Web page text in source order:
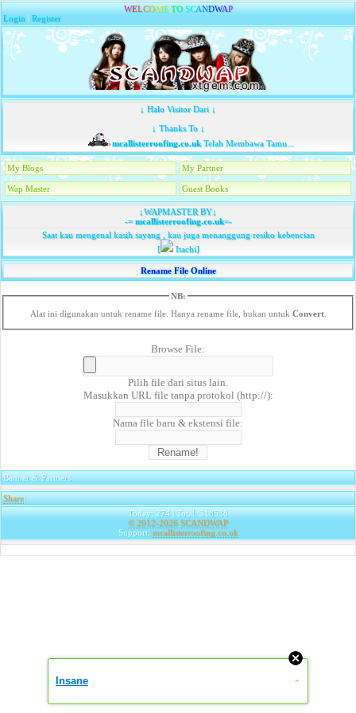
WELCOME TO SCANDWAP
Login |Register
↓ Halo Visitor Dari ↓
↓ Thanks To ↓
mcallisterroofing.co.ukTelah Membawa Tamu...
My Blogs My Partner
Wap Master Guest Books
↓WAPMASTER BY↓
-=mcallisterroofing.co.uk=-
Saat kau mengenal kasih sayang , kau juga menanggung resiko kebencian
[
Itachi]
Rename File Online
NB:
Alat ini digunakan untuk rename file. Hanya rename file, bukan untuk Convert.
Browse File:
Pilih file dari situs lain.
Masukkan URL file tanpa protokol (http://):
Nama file baru & ekstensi file:
Banner & Partners
Share|
Today: 274 | Total: 318538
© 2012-2026 SCANDWAP
Support: mcallisterroofing.co.uk
Insane »